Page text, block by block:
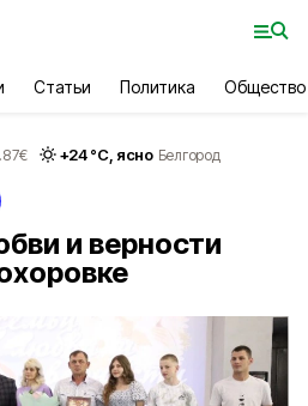
Статьи Политика Общество
€ +24°С, ясно Белгород
и верности